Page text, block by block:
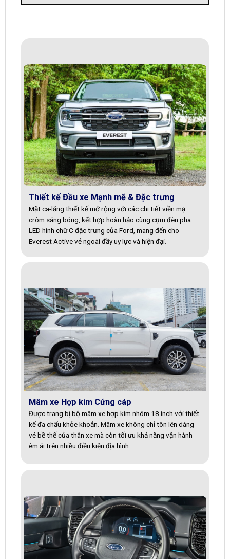
Thiết kế Đầu xe Mạnh mẽ & Đặc trưng
Mặt ca-lăng thiết kế mở rộng với các chi tiết viền mạ
crôm sáng bóng, kết hợp hoàn hảo cùng cụm đèn pha
LED hình chữ C đặc trưng của Ford, mang đến cho
Everest Active vẻ ngoài đầy uy lực và hiện đại.
Mâm xe Hợp kim Cứng cáp
Được trang bị bộ mâm xe hợp kim nhôm 18 inch với thiết
kế đa chấu khỏe khoắn. Mâm xe không chỉ tôn lên dáng
vẻ bề thế của thân xe mà còn tối ưu khả năng vận hành
êm ái trên nhiều điều kiện địa hình.